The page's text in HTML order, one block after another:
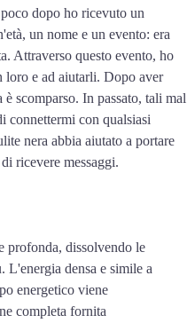
dopo ho ricevuto un
un nome e un evento: era
Attraverso questo evento, ho
loro e ad aiutarli. Dopo aver
scomparso. In passato, tali mal
connettermi con qualsiasi
nera abbia aiutato a portare
ricevere messaggi.
profonda, dissolvendo le
L'energia densa e simile a
energetico viene
completa fornita